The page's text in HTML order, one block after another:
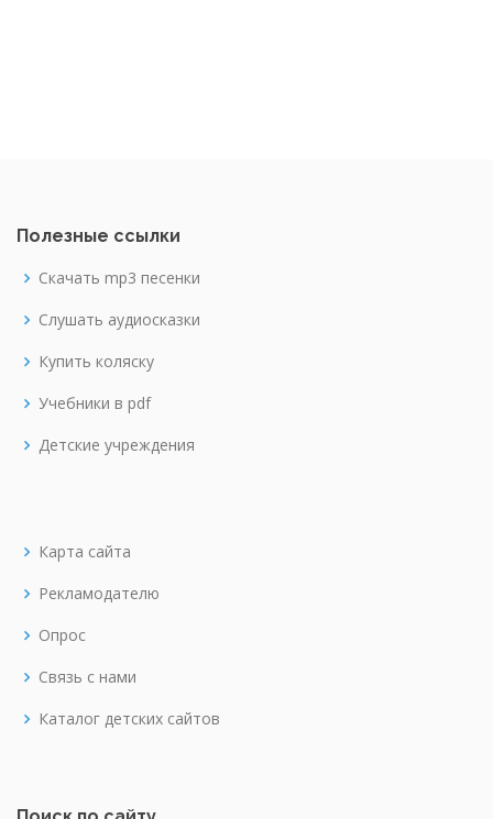
Полезные ссылки
Скачать mp3 песенки
Слушать аудиосказки
Купить коляску
Учебники в pdf
Детские учреждения
Карта сайта
Рекламодателю
Опрос
Связь с нами
Каталог детских сайтов